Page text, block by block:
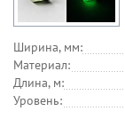
Ширина, мм:
Материал:
Длина, м:
Уровень: